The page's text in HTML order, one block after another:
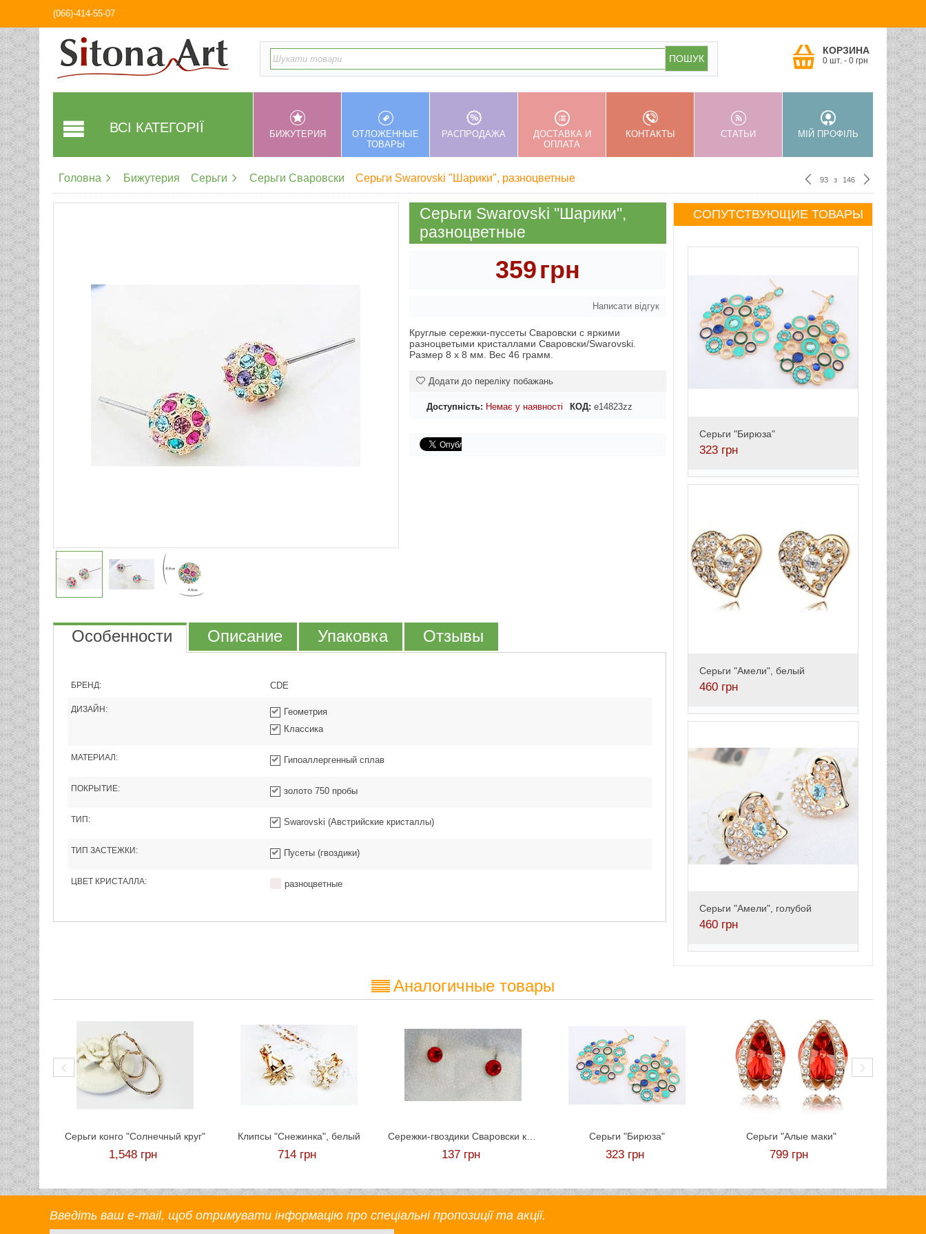
(066)-414-55-07
КОРЗИНА
0 шт. - 0 грн
ВСІ КАТЕГОРІЇ БИЖУТЕРИЯ
ОТЛОЖЕННЫЕ
ТОВАРЫ
РАСПРОДАЖА
ДОСТАВКА И
ОПЛАТА
КОНТАКТЫ СТАТЬИ МІЙ ПРОФІЛЬ
Головна Бижутерия Серьги Серьги Сваровски Серьги Swarovski "Шарики", разноцветные 93 з 146
Серьги Swarovski "Шарики",
разноцветные
359грн
Написати відгук
Круглые сережки-пуссеты Сваровски с яркими
разноцветыми кристаллами Сваровски/Swarovski.
Размер 8 х 8 мм. Вес 46 грамм.
Додати до переліку побажань
Доступність: Немає у наявності КОД: e14823zz
Особенности Описание Упаковка Отзывы
БРЕНД: CDE
ДИЗАЙН:
Геометрия
Классика
МАТЕРИАЛ: Гипоаллергенный сплав
ПОКРЫТИЕ: золото 750 пробы
ТИП: Swarovski (Австрийские кристаллы)
ТИП ЗАСТЕЖКИ: Пусеты (гвоздики)
ЦВЕТ КРИСТАЛЛА: разноцветные
СОПУТСТВУЮЩИЕ ТОВАРЫ
Серьги "Бирюза"
323 грн
Серьги "Амели", белый
460 грн
Серьги "Амели", голубой
460 грн
Аналогичные товары
Cерьги конго "Солнечный круг"
1,548 грн
Клипсы "Снежинка", белый
714 грн 137 грн
Серьги "Бирюза"
323 грн
Серьги "Алые маки"
799 грн
Введіть ваш e-mail, щоб отримувати інформацію про спеціальні пропозиції та акції.